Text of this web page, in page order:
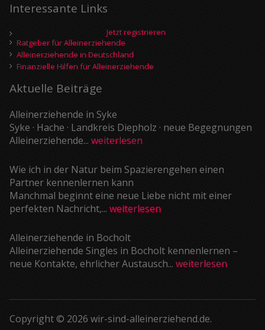
Interessante Links
Jetzt registrieren
Ratgeber für Alleinerziehende
Alleinerziehende in Deutschland
Finanzielle Hilfen für Alleinerziehende
Aktuelle Beiträge
Alleinerziehende in Syke
Syke · Hache · Landkreis Diepholz · neue Begegnungen
Alleinerziehende... weiterlesen
Wie ich in der Natur beim Spazierengehen einen
Partner kennenlernen kann
Manchmal beginnt eine neue Liebe nicht mit einer
perfekten Nachricht,... weiterlesen
Alleinerziehende in Bocholt
Alleinerziehende Singles in Bocholt kennenlernen –
neue Kontakte, ehrlicher Austausch... weiterlesen
Copyright © 2026 wir-sind-alleinerziehend.de.